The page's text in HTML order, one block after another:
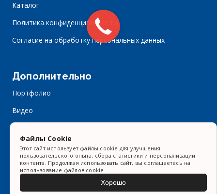
Каталог
Политика конфиденциальности
Согласие на обработку персональных данных
Дополнительно
Портфолио
Видео
Форма заказа
Статьи
Файлы Cookie
Этот сайт использует файлы cookie для улучшения
пользовательского опыта, сбора статистики и персонализации
контента. Продолжая использовать сайт, вы соглашаетесь на
использование файлов cookie
Хорошо